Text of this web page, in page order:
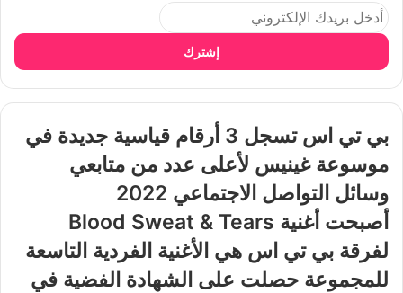
إشترك
بي تي اس تسجل 3 أرقام قياسية جديدة في
موسوعة غينيس لأعلى عدد من متابعي
وسائل التواصل الاجتماعي 2022
أصبحت أغنية Blood Sweat & Tears
لفرقة بي تي اس هي الأغنية الفردية التاسعة
للمجموعة حصلت على الشهادة الفضية في